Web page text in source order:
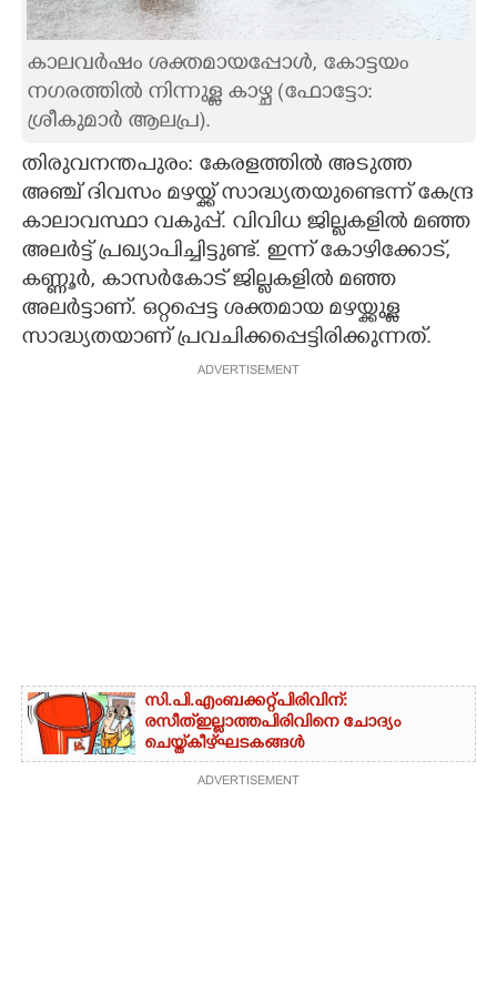
ASTRO
CONTACT US
കാലവർഷം ശക്തമായപ്പോൾ, കോട്ടയം
നഗരത്തിൽ നിന്നുള്ള കാഴ്ച (ഫോട്ടോ:
ശ്രീകുമാർ ആലപ്ര).
തിരുവനന്തപുരം: കേരളത്തിൽ അടുത്ത
അ‌ഞ്ച് ദിവസം മഴയ്ക്ക് സാദ്ധ്യതയുണ്ടെന്ന് കേന്ദ്ര
കാലാവസ്ഥാ വകുപ്പ്. വിവിധ ജില്ലകളിൽ മഞ്ഞ
അലർട്ട് പ്രഖ്യാപിച്ചിട്ടുണ്ട്. ഇന്ന് കോഴിക്കോട്,
കണ്ണൂർ, കാസർകോട് ജില്ലകളിൽ മഞ്ഞ
അലർട്ടാണ്. ഒറ്റപ്പെട്ട ശക്തമായ മഴയ്ക്കുള്ള
സാദ്ധ്യതയാണ് പ്രവചിക്കപ്പെട്ടിരിക്കുന്നത്.
ADVERTISEMENT
സി.പി.എം ബക്കറ്റ് പിരിവിന്:
രസീത് ഇല്ലാത്ത പിരിവിനെ ചോദ്യം
ചെയ്ത് കീഴ്ഘടകങ്ങൾ
ADVERTISEMENT